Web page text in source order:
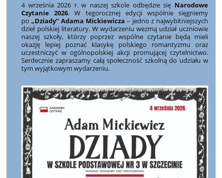
4 września 2026 r. w naszej szkole odbędzie się Narodowe
Czytanie 2026. W tegorocznej edycji wspólnie sięgniemy
po„Dziady” Adama Mickiewicza – jedno z najwybitniejszych
dzieł polskiej literatury. W wydarzeniu wezmą udział uczniowie
naszej szkoły, którzy poprzez wspólne czytanie będą mieli
okazję lepiej poznać klasykę polskiego romantyzmu oraz
uczestniczyć w ogólnopolskiej akcji promującej czytelnictwo.
Serdecznie zapraszamy całą społeczność szkolną do udziału w
tym wyjątkowym wydarzeniu.